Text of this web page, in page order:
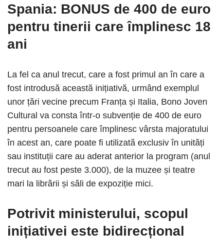
Spania: BONUS de 400 de euro
pentru tinerii care împlinesc 18
ani
La fel ca anul trecut, care a fost primul an în care a
fost introdusă această inițiativă, urmând exemplul
unor țări vecine precum Franța și Italia, Bono Joven
Cultural va consta într-o subvenție de 400 de euro
pentru persoanele care împlinesc vârsta majoratului
în acest an, care poate fi utilizată exclusiv în unități
sau instituții care au aderat anterior la program (anul
trecut au fost peste 3.000), de la muzee și teatre
mari la librării și săli de expoziție mici.
Potrivit ministerului, scopul
inițiativei este bidirecțional